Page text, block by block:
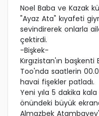
Noel Baba ve Kazak
"Ayaz Ata" kıyafeti
sevindirerek onlarla
çektirdi.
-Bişkek-
Kırgızistan'ın
Too'nda saatlerin
havai fişekler patladı.
Yeni yıla 5 dakika kala
önündeki büyük
Almazbek